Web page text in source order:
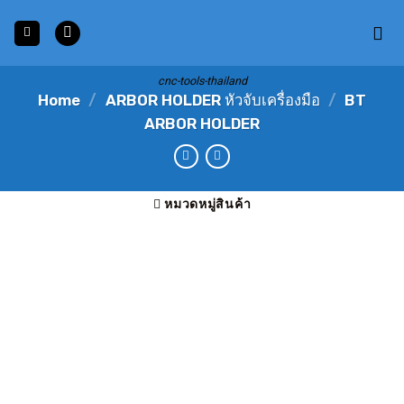
content
cnc-tools-thailand
Home / ARBOR HOLDER หัวจับเครื่องมือ / BT
ARBOR HOLDER
หมวดหมู่สินค้า